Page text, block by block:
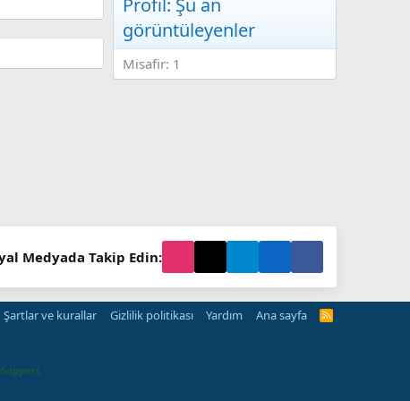
Profil: Şu an
görüntüleyenler
Misafir: 1
Medyada Takip Edin:
Şartlar ve kurallar Gizlilik politikası Yardım Ana sayfa
R